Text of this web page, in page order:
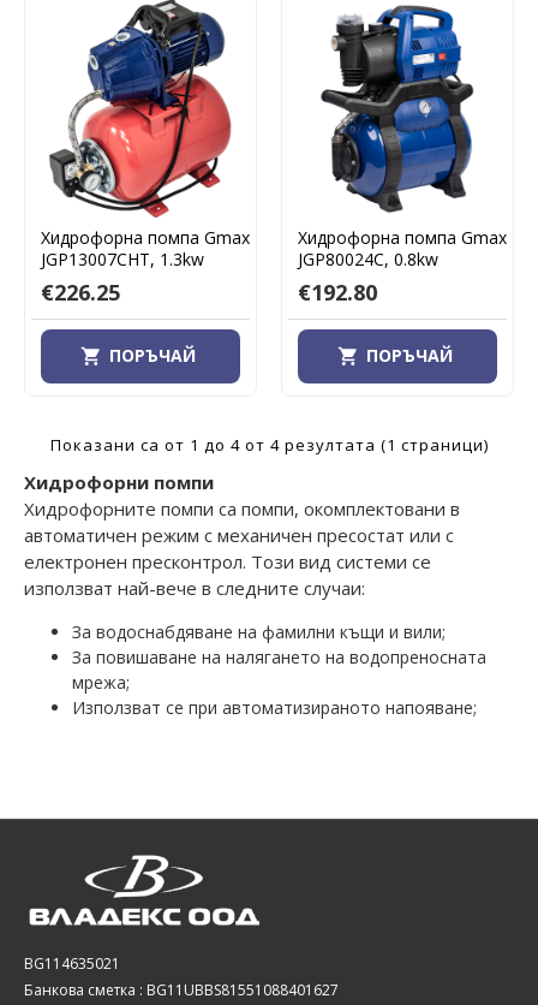
Хидрофорни помпи
Хидрофорните помпи са помпи, окомплектовани в
автоматичен режим с механичен пресостат или с
електронен пресконтрол. Този вид системи се
използват най-вече в следните случаи:
За водоснабдяване на фамилни къщи и вили;
За повишаване на налягането на водопреносната
мрежа;
Използват се при автоматизираното напояване;
Хидрофорна помпа Gmax
JGP13007CHT, 1.3kw
€226.25
ПОРЪЧАЙ
Хидрофорна помпа Gmax
JGP80024C, 0.8kw
€192.80
ПОРЪЧАЙ
Показани са от 1 до 4 от 4 резултата (1 страници)
BG114635021
Банкова сметка : BG11UBBS81551088401627